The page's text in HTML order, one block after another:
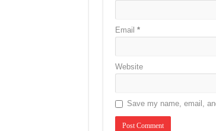
Email *
Website
Save my name, email,